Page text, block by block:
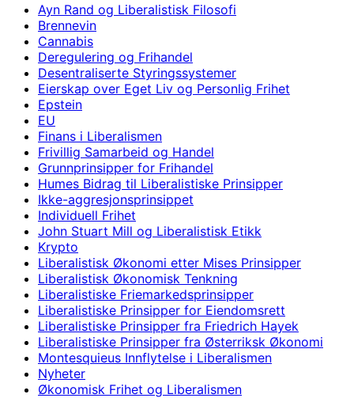
Ayn Rand og Liberalistisk Filosofi
Brennevin
Cannabis
Deregulering og Frihandel
Desentraliserte Styringssystemer
Eierskap over Eget Liv og Personlig Frihet
Epstein
EU
Finans i Liberalismen
Frivillig Samarbeid og Handel
Grunnprinsipper for Frihandel
Humes Bidrag til Liberalistiske Prinsipper
Ikke-aggresjonsprinsippet
Individuell Frihet
John Stuart Mill og Liberalistisk Etikk
Krypto
Liberalistisk Økonomi etter Mises Prinsipper
Liberalistisk Økonomisk Tenkning
Liberalistiske Friemarkedsprinsipper
Liberalistiske Prinsipper for Eiendomsrett
Liberalistiske Prinsipper fra Friedrich Hayek
Liberalistiske Prinsipper fra Østerriksk Økonomi
Montesquieus Innflytelse i Liberalismen
Nyheter
Økonomisk Frihet og Liberalismen